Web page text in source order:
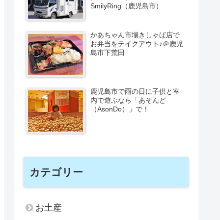
SmilyRing（鹿児島市）
かあちゃん市場きしゃば店で
お弁当をテイクアウト♪＠鹿児
島市下荒田
鹿児島市で雨の日に子供と室
内で遊ぶなら「あそんど
（AsonDo）」で！
カテゴリー
お土産